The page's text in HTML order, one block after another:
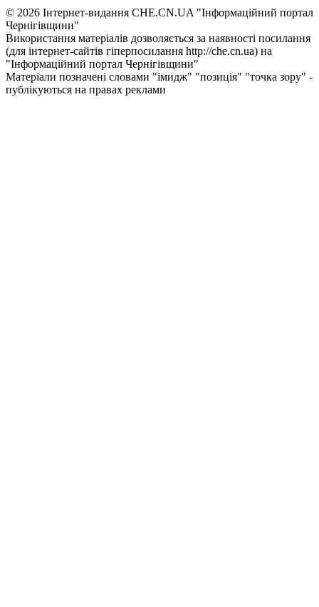
© 2026 Інтернет-видання CHE.CN.UA "Інформаційний портал
Чернiгiвщини"
Використання матеріалів дозволяється за наявності посилання
(для інтернет-сайтів гіперпосилання http://che.cn.ua) на
"Інформаційний портал Чернiгiвщини"
Матеріали позначені словами "імидж" "позиція" "точка зору" -
публікуються на правах реклами